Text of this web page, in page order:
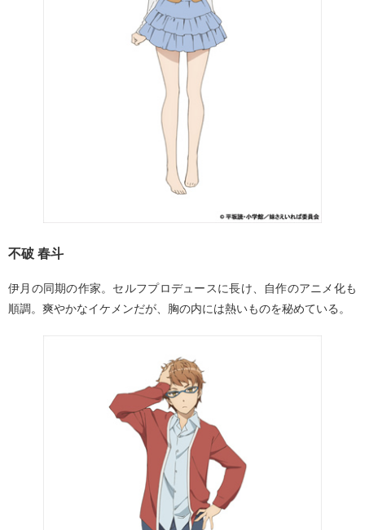
不破 春斗
伊月の同期の作家。セルフプロデュースに長け、自作のアニメ化も
順調。爽やかなイケメンだが、胸の内には熱いものを秘めている。